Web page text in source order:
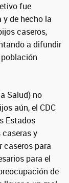
fue
de hecho la
caseros,
a difundir
Salud) no
aún, el CDC
Estados
caseras y
caseros para
para el
de